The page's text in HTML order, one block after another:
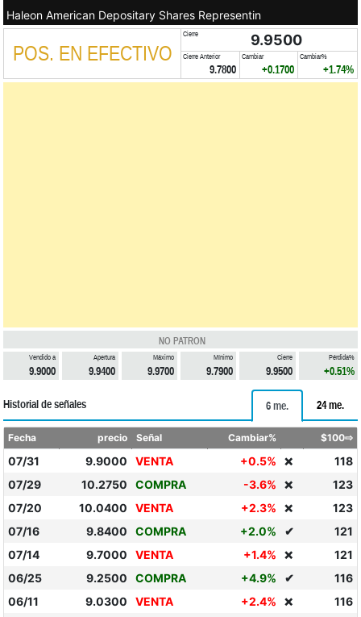
Haleon American Depositary Shares Representin
POS. EN EFECTIVO
Cierre 9.9500
Cierre Anterior
9.7800
Cambiar
+0.1700
Cambiar%
+1.74%
NO PATRON
Vendido a
9.9000
Apertura
9.9400
Máximo
9.9700
Mínimo
9.7900
Cierre
9.9500
Pérdida%
+0.51%
Historial de señales 6 me. 24 me.
Fecha precio Señal Cambiar% $100⇨
07/31 9.9000 VENTA +0.5% ❌
118
07/29
10.2750 COMPRA -3.6% ❌
123
07/20
10.0400 VENTA +2.3% ❌
123
07/16
9.8400 COMPRA +2.0% ✔
121
07/14
9.7000 VENTA +1.4% ❌
121
06/25
9.2500 COMPRA +4.9% ✔
116
06/11
9.0300 VENTA +2.4% ❌
116